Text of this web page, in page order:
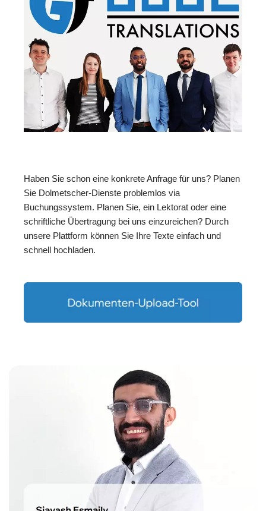
Haben Sie schon eine konkrete Anfrage für uns? Planen
Sie Dolmetscher-Dienste problemlos via
Buchungssystem. Planen Sie, ein Lektorat oder eine
schriftliche Übertragung bei uns einzureichen? Durch
unsere Plattform können Sie Ihre Texte einfach und
schnell hochladen.